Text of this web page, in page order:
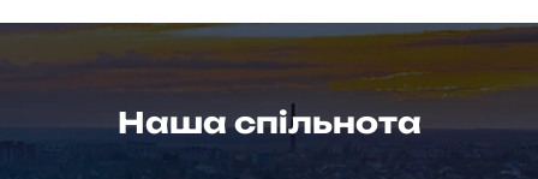
Наша спільнота